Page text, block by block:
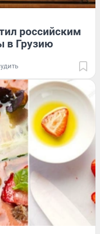
российским
в Грузию